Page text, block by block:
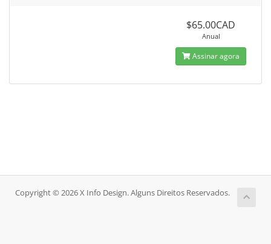
$65.00CAD
Anual
Assinar agora
Copyright © 2026 X Info Design. Alguns Direitos Reservados.